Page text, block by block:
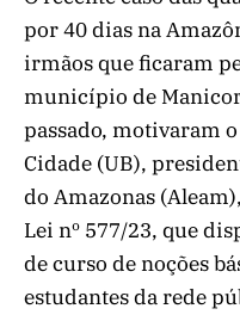
por 40 dias na
irmãos que ficaram
município de
passado, motivaram
Cidade (UB),
do Amazonas
Lei nº 577/23, que
de curso de noções
estudantes da rede